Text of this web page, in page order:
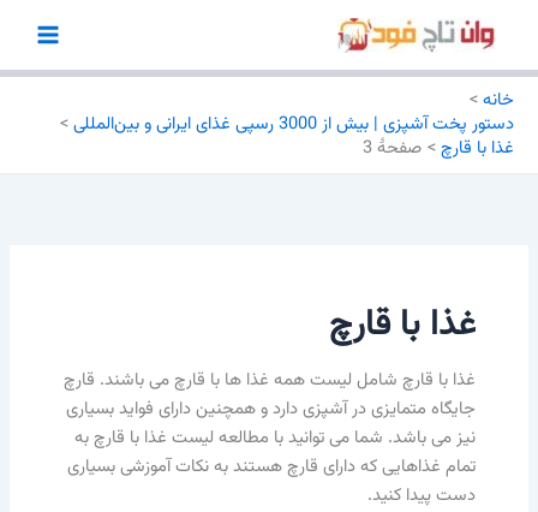
محتوا
خانه
دستور پخت آشپزی | بیش از 3000 رسپی غذای ایرانی و بین‌المللی
غذا با قارچ
صفحهٔ 3
غذا با قارچ
غذا با قارچشامل لیست همه غذا ها با قارچ می باشند. قارچ
جایگاه متمایزی در آشپزی دارد و همچنین دارای فواید بسیاری
نیز می باشد. شما می توانید با مطالعه لیست غذا با قارچ به
تمام غذاهایی که دارای قارچ هستند به نکات آموزشی بسیاری
دست پیدا کنید.